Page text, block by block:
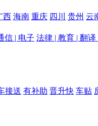
西 海南 重庆 四川 贵州 云
信 | 电子 法律 | 教育 | 翻译
接送 有补助 晋升快 车贴